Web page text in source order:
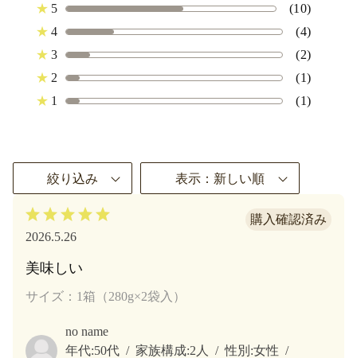
★ 5
(10)
★ 4
(4)
★ 3
(2)
★ 2
(1)
★ 1 (1)
絞り込み 表示：新しい順
2026.5.26
美味しい
サイズ：1箱（280g×2袋入）
no name
年代:50代 家族構成:2人 性別:女性